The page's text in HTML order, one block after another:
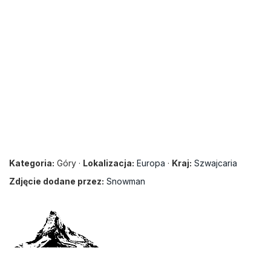
Kategoria: Góry · Lokalizacja: Europa · Kraj: Szwajcaria
Zdjęcie dodane przez: Snowman